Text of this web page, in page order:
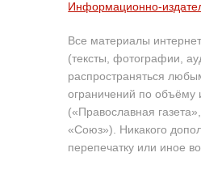
Информационно-
Все материалы
(тексты, фотографии,
распространяться
ограничений по объёму
(«Православная
«Союз»). Никакого
перепечатку или иное